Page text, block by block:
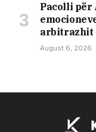
Pacolli për
arbitrazhit
August 6, 2026